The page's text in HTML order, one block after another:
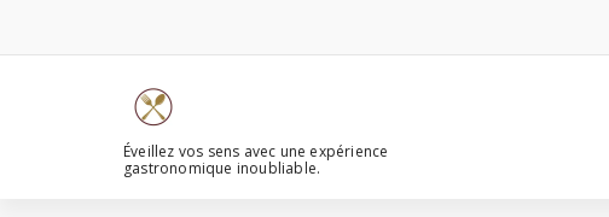
contenu
Éveillez vos sens avec une expérience
gastronomique inoubliable.